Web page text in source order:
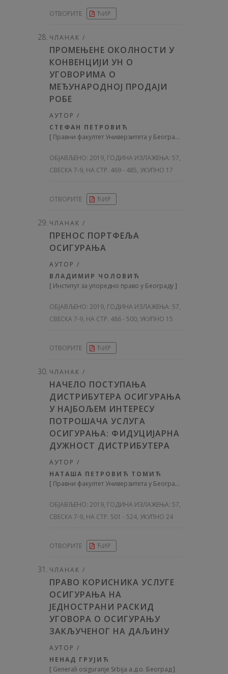
ОТВОРИТЕ ЋИР
ЧЛАНАК /
ПРОМЕЊЕНЕ ОКОЛНОСТИ У
КОНВЕНЦИЈИ УН О
УГОВОРИМА О
МЕЂУНАРОДНОЈ ПРОДАЈИ
РОБЕ
АУТОР /
СТЕФАН ПЕТРОВИЋ
[ Правни факултет Универзитета у Београду
ОБЈАВЉЕНО: 2019, ГОДИНА ИЗЛАЖЕЊА: 57,
СВЕСКА 7-9, НА СТР. 469 - 485, УКУПНО 17
ОТВОРИТЕ ЋИР
ЧЛАНАК /
ПРЕНОС ПОРТФЕЉА
ОСИГУРАЊА
АУТОР /
ВЛАДИМИР ЧОЛОВИЋ
[ Институт за упоредно право у Београду]
ОБЈАВЉЕНО: 2019, ГОДИНА ИЗЛАЖЕЊА: 57,
СВЕСКА 7-9, НА СТР. 486 - 500, УКУПНО 15
ОТВОРИТЕ ЋИР
ЧЛАНАК /
НАЧЕЛО ПОСТУПАЊА
ДИСТРИБУТЕРА ОСИГУРАЊА
У НАЈБОЉЕМ ИНТЕРЕСУ
ПОТРОШАЧА УСЛУГА
ОСИГУРАЊА: ФИДУЦИЈАРНА
ДУЖНОСТ ДИСТРИБУТЕРА
АУТОР /
НАТАША ПЕТРОВИЋ ТОМИЋ
[ Правни факултет Универзитета у Београду
ОБЈАВЉЕНО: 2019, ГОДИНА ИЗЛАЖЕЊА: 57,
СВЕСКА 7-9, НА СТР. 501 - 524, УКУПНО 24
ОТВОРИТЕ ЋИР
ЧЛАНАК /
ПРАВО КОРИСНИКА УСЛУГЕ
ОСИГУРАЊА НА
ЈЕДНОСТРАНИ РАСКИД
УГОВОРА О ОСИГУРАЊУ
ЗАКЉУЧЕНОГ НА ДАЉИНУ
АУТОР /
НЕНАД ГРУЈИЋ
[ Generali osiguranje Srbija а.д.о. Београд]